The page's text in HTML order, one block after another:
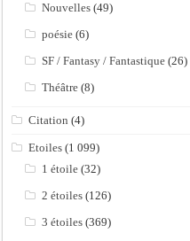
Nouvelles (49)
poésie (6)
SF / Fantasy / Fantastique (26)
Théâtre (8)
Citation (4)
Etoiles (1 099)
1 étoile (32)
2 étoiles (126)
3 étoiles (369)